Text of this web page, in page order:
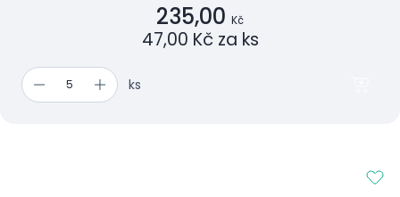
235,00 Kč
47,00 Kč za ks
ks